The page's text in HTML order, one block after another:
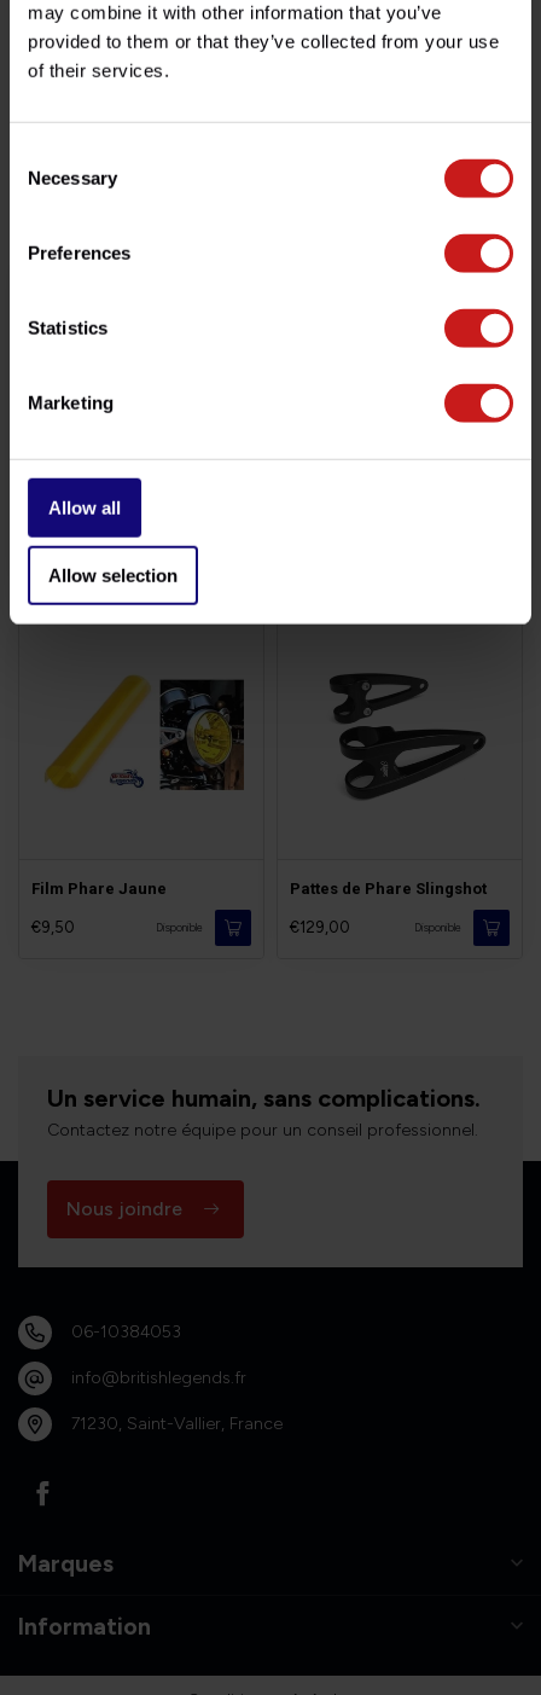
may combine it with other information that you’ve
provided to them or that they’ve collected from your use
of their services.
Selection
Necessary
Preferences
Statistics
Marketing
Allow all
Allow selection
Avez-vous des questions concernant ce produit ?
Besoin d'aide avec votre commande ? N'hésitez pas à
contacter notre service client à l'adresse
€89,50
Film Phare Jaune
€9,50 Disponible
Pattes de Phare Slingshot
€129,00 Disponible
Un service humain, sans complications.
Contactez notre équipe pour un conseil professionnel.
Nous joindre
06-10384053
info@britishlegends.fr
71230, Saint-Vallier, France
Marques
Information